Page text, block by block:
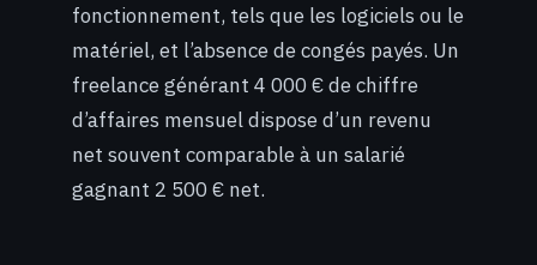
fonctionnement, tels que les logiciels ou le
matériel, et l’absence de congés payés. Un
freelance générant 4 000 € de chiffre
d’affaires mensuel dispose d’un revenu
net souvent comparable à un salarié
gagnant 2 500 € net.